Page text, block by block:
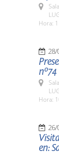
Hora:
28/
nº74
Hora:
26/
en: